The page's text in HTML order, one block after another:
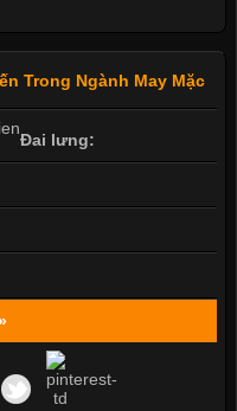
Trong Ngành May Mặc
Đai lưng: